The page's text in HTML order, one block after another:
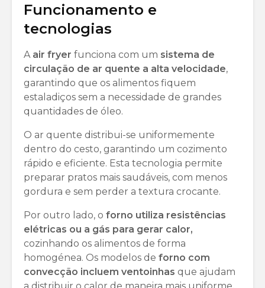
Funcionamento e
tecnologias
A air fryer funciona com um sistema de
circulação de ar quente a alta velocidade,
garantindo que os alimentos fiquem
estaladiços sem a necessidade de grandes
quantidades de óleo.
O ar quente distribui-se uniformemente
dentro do cesto, garantindo um cozimento
rápido e eficiente. Esta tecnologia permite
preparar pratos mais saudáveis, com menos
gordura e sem perder a textura crocante.
Por outro lado, o forno utiliza resistências
elétricas ou a gás para gerar calor,
cozinhando os alimentos de forma
homogénea. Os modelos de forno com
convecção incluem ventoinhas que ajudam